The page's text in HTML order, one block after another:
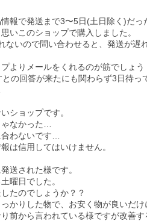
報で発送まで3〜5日(土日除く)だっ
いこのショップで購入しました。
いので問い合わせると、発送が遅
よりメールをくれるのが筋でしょう
の回答が来たにも関わらず3日待っ
ショップです。
なかった…
わないです…
は信用してはいけません。
送された様です。
曜日でした。
たのでしょうか？？
かりした物で、お安く物が良いだけ
前から言われている様ですが改善